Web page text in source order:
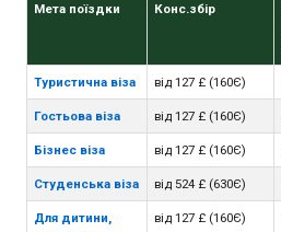
Мета поїздки Конс.збір
Туристична віза від 127 £ (160Є)
Гостьова віза від 127 £ (160Є)
Бізнес віза від 127 £ (160Є)
Студенська віза від 524 £ (630Є)
Для дитини,
від 127 £ (160Є)